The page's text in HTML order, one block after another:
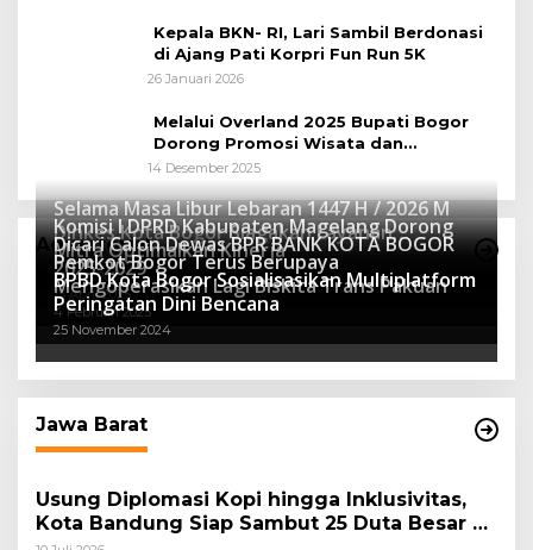
Kepala BKN- RI, Lari Sambil Berdonasi
di Ajang Pati Korpri Fun Run 5K
26 Januari 2026
Melalui Overland 2025 Bupati Bogor
Dorong Promosi Wisata dan
Pelestarian Alam
14 Desember 2025
Advertorial
Selama Masa Libur Lebaran 1447 H / 2026 M
Dinkes Kota Bogor Siagakan Layanan
Kesehatan
16 Maret 2026
Komisi I DPRD Kabupaten Magelang Dorong
Mitra Optimalkan Kinerja
27 Mei 2025
Dicari Calon Dewas BPR BANK KOTA BOGOR
2025-2029
15 April 2025
Pemkot Bogor Terus Berupaya
Mengoperasikan Lagi Biskita Trans Pakuan
4 Februari 2025
BPBD Kota Bogor Sosialisasikan Multiplatform
Peringatan Dini Bencana
25 November 2024
Jawa Barat
Usung Diplomasi Kopi hingga Inklusivitas,
Kota Bandung Siap Sambut 25 Duta Besar di